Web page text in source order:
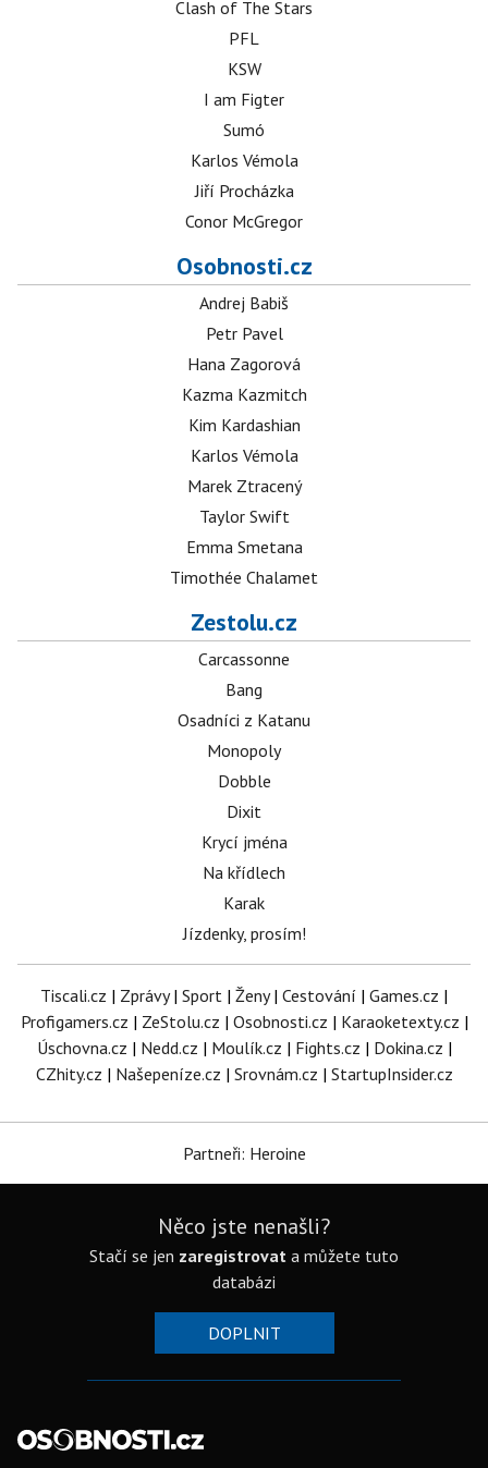
Clash of The Stars
PFL
KSW
I am Figter
Sumó
Karlos Vémola
Jiří Procházka
Conor McGregor
Osobnosti.cz
Andrej Babiš
Petr Pavel
Hana Zagorová
Kazma Kazmitch
Kim Kardashian
Karlos Vémola
Marek Ztracený
Taylor Swift
Emma Smetana
Timothée Chalamet
Zestolu.cz
Carcassonne
Bang
Osadníci z Katanu
Monopoly
Dobble
Dixit
Krycí jména
Na křídlech
Karak
Jízdenky, prosím!
Tiscali.cz | Zprávy| Sport | Ženy| Cestování | Games.cz |
Profigamers.cz | ZeStolu.cz | Osobnosti.cz | Karaoketexty.cz |
Úschovna.cz | Nedd.cz | Moulík.cz | Fights.cz | Dokina.cz |
CZhity.cz | Našepeníze.cz | Srovnám.cz | StartupInsider.cz
Partneři: Heroine
Něco jste nenašli?
Stačí se jen zaregistrovat a můžete tuto
databázi
DOPLNIT